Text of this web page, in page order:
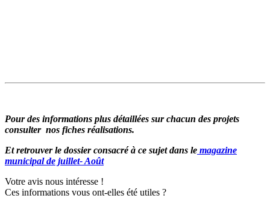
Pour des informations plus détaillées sur chacun des projets
consulter nos fiches réalisations.
Et retrouver le dossier consacré à ce sujet dans le magazine
municipal de juillet- Août
Votre avis nous intéresse !
Ces informations vous ont-elles été utiles ?